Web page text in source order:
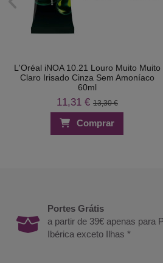
L'Oréal iNOA 10.21 Louro Muito Muito
Claro Irisado Cinza Sem Amoníaco
60ml
11,31 € 13,30 €
Comprar
Portes Grátis
a partir de 39€ apenas para
Ibérica exceto Ilhas *